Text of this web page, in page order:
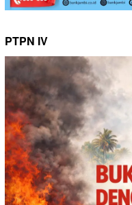
PTPN IV